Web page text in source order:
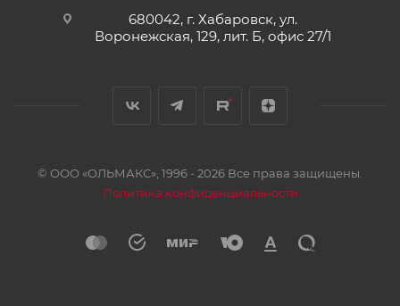
680042, г. Хабаровск, ул.
Воронежская, 129, лит. Б, офис 27/1
© ООО «ОЛЬМАКС», 1996 - 2026 Все права защищены.
Политика конфиденциальности